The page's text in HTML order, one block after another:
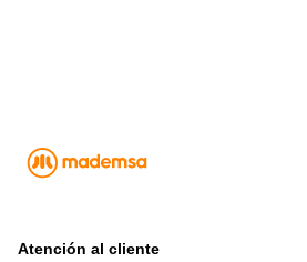
Atención al cliente